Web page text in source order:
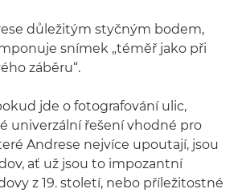
důležitým styčným bodem,
snímek „téměř jako při
záběru“.
jde o fotografování ulic,
univerzální řešení vhodné pro
Andrese nejvíce upoutají, jsou
ať už jsou to impozantní
z 19. století, nebo příležitostné